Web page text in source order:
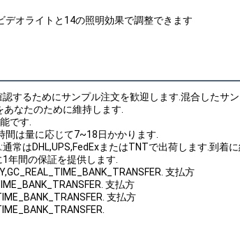
デオライトと14の照明効果で調整できます
するためにサンプル注文を歓迎します.混合したサ
なたのために維持します.
です.
間は量に応じて7~18日かかります.
常はDHL,UPS,FedExまたはTNTで出荷します.到着
年間の保証を提供します.
支払方
支払方
支払方